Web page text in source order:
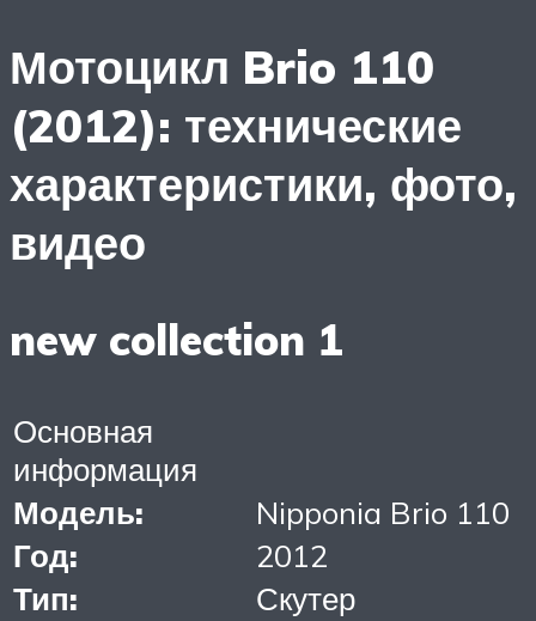
Мотоцикл Brio 110
(2012): технические
характеристики, фото,
видео
new collection 1
Основная
информация
Модель:
Nipponia Brio 110
Год:
2012
Тип:
Скутер